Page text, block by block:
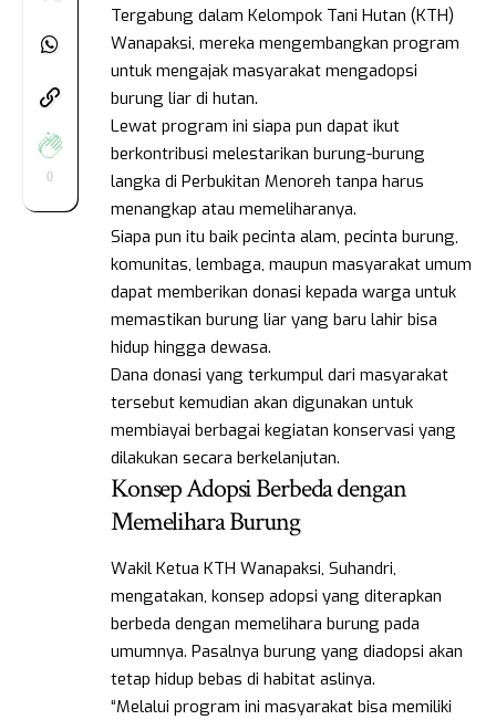
0
Tergabung dalam Kelompok Tani Hutan (KTH)
Wanapaksi, mereka mengembangkan program
untuk mengajak masyarakat mengadopsi
burung liar di hutan.
Lewat program ini siapa pun dapat ikut
berkontribusi melestarikan burung-burung
langka di Perbukitan Menoreh tanpa harus
menangkap atau memeliharanya.
Siapa pun itu baik pecinta alam, pecinta burung,
komunitas, lembaga, maupun masyarakat umum
dapat memberikan donasi kepada warga untuk
memastikan burung liar yang baru lahir bisa
hidup hingga dewasa.
Dana donasi yang terkumpul dari masyarakat
tersebut kemudian akan digunakan untuk
membiayai berbagai kegiatan konservasi yang
dilakukan secara berkelanjutan.
Konsep Adopsi Berbeda dengan
Memelihara Burung
Wakil Ketua KTH Wanapaksi, Suhandri,
mengatakan, konsep adopsi yang diterapkan
berbeda dengan memelihara burung pada
umumnya. Pasalnya burung yang diadopsi akan
tetap hidup bebas di habitat aslinya.
“Melalui program ini masyarakat bisa memiliki